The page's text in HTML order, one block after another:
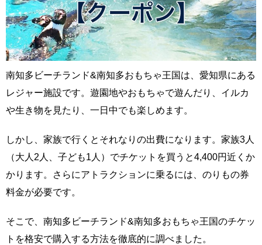
南知多ビーチランド&南知多おもちゃ王国は、愛知県にある
レジャー施設です。遊園地やおもちゃで遊んだり、イルカ
や生き物を見たり、一日中でも楽しめます。
しかし、家族で行くとそれなりの出費になります。家族3人
（大人2人、子ども1人）でチケットを買うと4,400円近くか
かります。さらにアトラクションに乗るには、のりもの券
料金が必要です。
そこで、南知多ビーチランド&南知多おもちゃ王国のチケッ
トを格安で購入する方法を徹底的に調べました。